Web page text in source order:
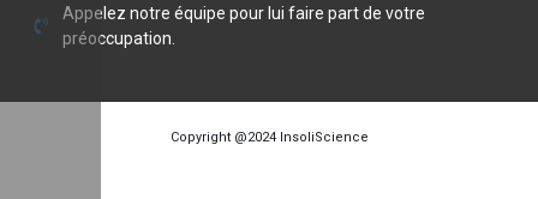
Appelez notre équipe pour lui faire part de votre
préoccupation.
Copyright @2024 InsoliScience